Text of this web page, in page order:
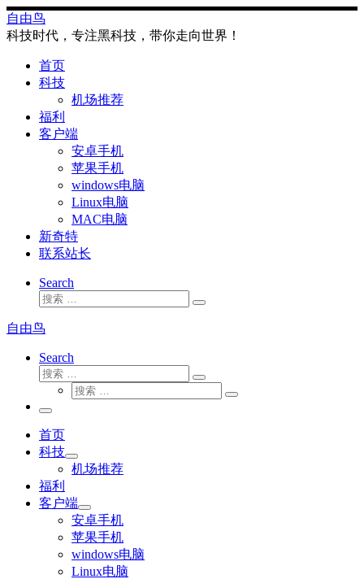
Skip
to
content
自由鸟
科技时代，专注黑科技，带你走向世界！
首页
科技
机场推荐
福利
客户端
安卓手机
苹果手机
windows电脑
Linux电脑
MAC电脑
新奇特
联系站长
Search
搜
搜
自由鸟
Search
搜
搜
索
搜
搜
主
菜
单
首页
科技
机场推荐
福利
客户端
安卓手机
苹果手机
windows电脑
Linux电脑